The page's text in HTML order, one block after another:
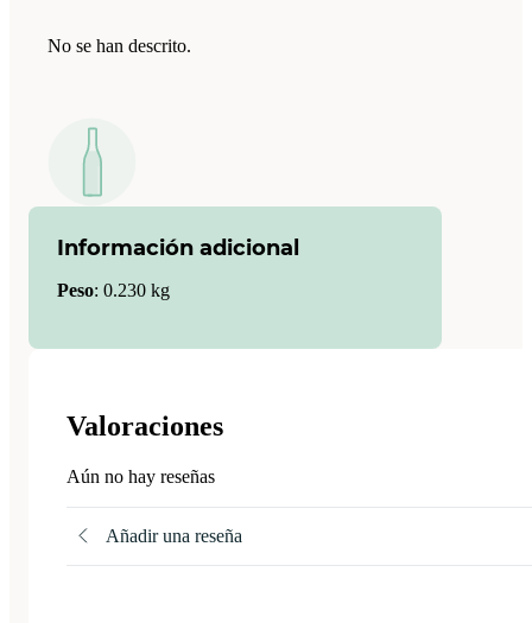
No se han descrito.
Información adicional
Peso: 0.230 kg
Valoraciones
Aún no hay reseñas
Añadir una reseña